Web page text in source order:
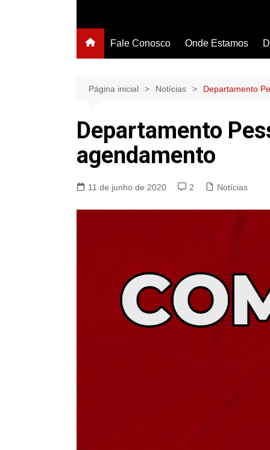
Fale Conosco Onde Estamos
Página inicial Notícias Departamento
Departamento
agendamento
11 de junho de 2020 2 Notícias